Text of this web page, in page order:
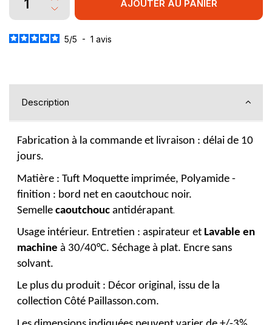
AJOUTER AU PANIER
5/5 - 1 avis
Description
Fabrication à la commande et livraison : délai de 10
jours.
Matière : Tuft Moquette imprimée, Polyamide -
finition : bord net en caoutchouc noir.
Semelle caoutchouc antidérapant.
Usage intérieur. Entretien : aspirateur et Lavable en
machine à 30/40°C. Séchage à plat. Encre sans
solvant.
Le plus du produit : Décor original, issu de la
collection Côté Paillasson.com.